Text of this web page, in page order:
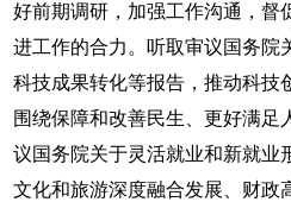
好前期调研，加强工作沟通，督
进工作的合力。听取审议国务院
科技成果转化等报告，推动科技
围绕保障和改善民生、更好满足
议国务院关于灵活就业和新就业
文化和旅游深度融合发展、财政